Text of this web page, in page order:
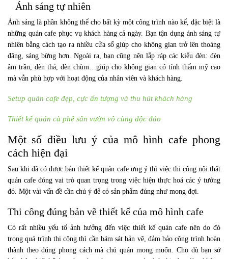
Ánh sáng tự nhiên
Ánh sáng là phần không thể cho bất kỳ một công trình nào kể, đặc biệt là
những quán cafe phục vụ khách hàng cả ngày. Bạn tận dụng ánh sáng tự
nhiên bằng cách tạo ra nhiều cửa sổ giúp cho không gian trở lên thoáng
đãng, sáng bừng hơn. Ngoài ra, bạn cũng nên lắp ráp các kiểu đèn: đèn
âm trần, đèn thả, đèn chùm…giúp cho không gian có tính thẩm mỹ cao
mà vẫn phù hợp với hoạt động của nhân viên và khách hàng.
Setup quán cafe đẹp, cực ấn tượng và thu hút khách hàng
Thiết kế quán cà phê sân vườn vô cùng độc đáo
Một số điều lưu ý của mô hình cafe phong
cách hiện đại
Sau khi đã có được bản thiết kế quán cafe ưng ý thì việc thi công nội thất
quán cafe đóng vai trò quan trọng trong việc hiện thực hoá các ý tưởng
đó. Một vài vấn đề cần chú ý để có sản phẩm đúng như mong đợi.
Thi công đúng bản vẽ thiết kế của mô hình cafe
Có rất nhiều yếu tố ảnh hưởng đến việc thiết kế quán cafe nên do đó
trong quá trình thi công thì cần bám sát bản vẽ, đảm bảo công trình hoàn
thành theo đúng phong cách mà chủ quán mong muốn. Cho dù bạn sở